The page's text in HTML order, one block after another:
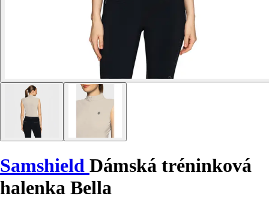
Samshield Dámská tréninková
halenka Bella